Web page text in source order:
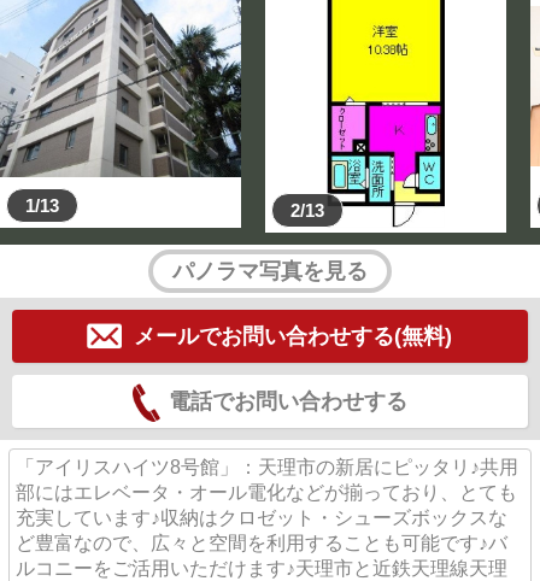
1/13 2/13
パノラマ写真を見る
メールでお問い合わせする(無料)
電話でお問い合わせする
「アイリスハイツ8号館」：天理市の新居にピッタリ♪共用
部にはエレベータ・オール電化などが揃っており、とても
充実しています♪収納はクロゼット・シューズボックスな
ど豊富なので、広々と空間を利用することも可能です♪バ
ルコニーをご活用いただけます♪天理市と近鉄天理線天理